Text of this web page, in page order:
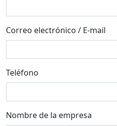
Correo electrónico / E-mail
Teléfono
Nombre de la empresa